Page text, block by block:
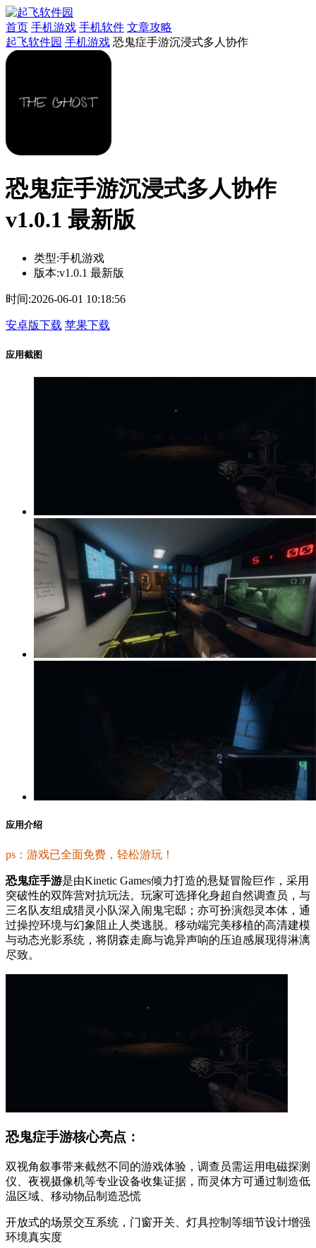
首页 手机游戏 手机软件 文章攻略
起飞软件园 手机游戏 恐鬼症手游沉浸式多人协作
恐鬼症手游沉浸式多人协作
v1.0.1 最新版
类型:手机游戏
版本:v1.0.1 最新版
时间:2026-06-01 10:18:56
安卓版下载 苹果下载
应用截图
应用介绍
ps：游戏已全面免费，轻松游玩！
恐鬼症手游是由Kinetic Games倾力打造的悬疑冒险巨作，采用
突破性的双阵营对抗玩法。玩家可选择化身超自然调查员，与
三名队友组成猎灵小队深入闹鬼宅邸；亦可扮演怨灵本体，通
过操控环境与幻象阻止人类逃脱。移动端完美移植的高清建模
与动态光影系统，将阴森走廊与诡异声响的压迫感展现得淋漓
尽致。
恐鬼症手游核心亮点：
双视角叙事带来截然不同的游戏体验，调查员需运用电磁探测
仪、夜视摄像机等专业设备收集证据，而灵体方可通过制造低
温区域、移动物品制造恐慌
开放式的场景交互系统，门窗开关、灯具控制等细节设计增强
环境真实度